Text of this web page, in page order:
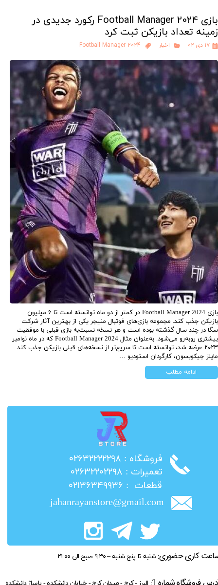
بازی Football Manager 2024 رکورد جدیدی در
زمینه تعداد بازیکن ثبت کرد
۱۷ دی ۰۲ اخبار Football Manager 2024
بازی Football Manager 2024 در کمتر از دو ماه توانسته است تا ۶ میلیون
بازیکن جذب کند. مجموعه بازی‌های فوتبال منیجر یکی از بهترین آثار شرکت
سگا در چند سال گذشته بوده است و هر نسخه نسبت‌به بازی قبلی با موفقیت
بیشتری روبه‌رو می‌شود. به‌عنوان مثال Football Manager 2024 که در ماه نوامبر
۲۰۲۳ عرضه شد، توانسته است تا سریع‌تر از نسخه‌های قبلی بازیکن جذب کند.
مایلز جیکوبسون، کارگردان استودیو …
ادامه مطلب
​فروشگاه : ۰۲۶۳۲۲۲۲۲۹۸
​تعمیرات : ۰۲۶۳۲۲۰۲۲۹۸
​قطعات : ۰۲۱۳۶۳۴۹۹۳۶
jahanrayanstore@gmail.com
کاری حضوری: شنبه تا پنج شنبه – ۹:۳۰ صبح الی ۲۱:۰۰